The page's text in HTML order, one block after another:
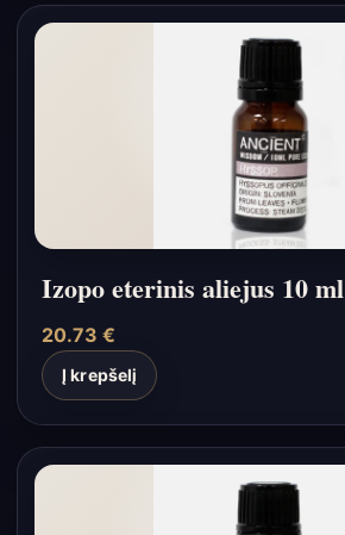
Izopo eterinis aliejus 10 ml
20.73 €
Į krepšelį